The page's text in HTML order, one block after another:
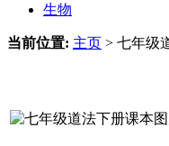
生物
当前位置: 主页 > 七年级